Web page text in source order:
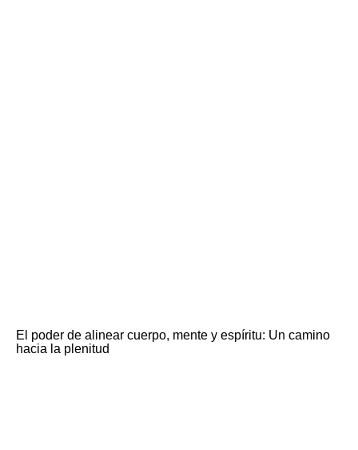
El poder de alinear cuerpo, mente y espíritu: Un camino
hacia la plenitud